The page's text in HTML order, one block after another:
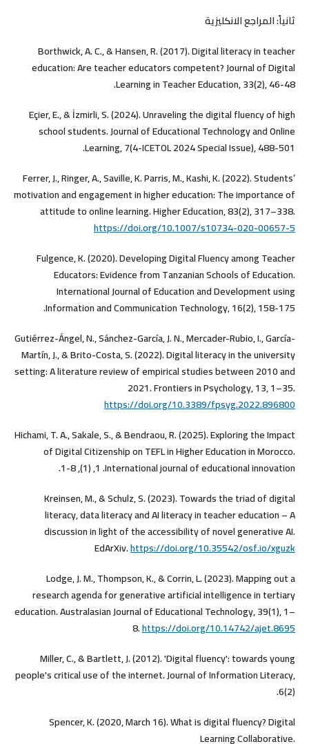
ثانياً: المراجع الانكليزية
Borthwick, A. C., & Hansen, R. (2017). Digital literacy in teacher
education: Are teacher educators competent? Journal of Digital
Learning in Teacher Education, 33(2), 46-48.‏
Eçier, E., & İzmirli, S. (2024). Unraveling the digital fluency of high
school students. Journal of Educational Technology and Online
Learning, 7(4-ICETOL 2024 Special Issue), 488-501.‏
Ferrer, J., Ringer, A., Saville, K. Parris, M., Kashi, K. (2022). Students’
motivation and engagement in higher education: The importance of
attitude to online learning. Higher Education, 83(2), 317–338.
https://doi.org/10.1007/s10734-020-00657-5
Fulgence, K. (2020). Developing Digital Fluency among Teacher
Educators: Evidence from Tanzanian Schools of Education.
International Journal of Education and Development using
Information and Communication Technology, 16(2), 158-175.‏
Gutiérrez-Ángel, N., Sánchez-García, J. N., Mercader-Rubio, I., García-
Martín, J., & Brito-Costa, S. (2022). Digital literacy in the university
setting: A literature review of empirical studies between 2010 and
2021. Frontiers in Psychology, 13, 1–35.
https://doi.org/10.3389/fpsyg.2022.896800
Hichami, T. A., Sakale, S., & Bendraou, R. (2025). Exploring the Impact
of Digital Citizenship on TEFL in Higher Education in Morocco.
International journal of educational innovation.‏ 1, (1), 1-8.
Kreinsen, M., & Schulz, S. (2023). Towards the triad of digital
literacy, data literacy and AI literacy in teacher education – A
discussion in light of the accessibility of novel generative AI.
EdArXiv.https://doi.org/10.35542/osf.io/xguzk
Lodge, J. M., Thompson, K., & Corrin, L. (2023). Mapping out a
research agenda for generative artificial intelligence in tertiary
education. Australasian Journal of Educational Technology, 39(1), 1–
8.https://doi.org/10.14742/ajet.8695
Miller, C., & Bartlett, J. (2012). 'Digital fluency': towards young
people's critical use of the internet. Journal of Information Literacy,
6(2).‏
Spencer, K. (2020, March 16). What is digital fluency? Digital
Learning Collaborative.